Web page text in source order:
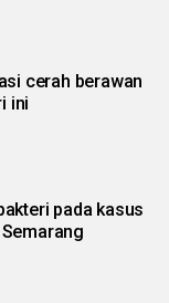
cerah berawan
ini
pada kasus